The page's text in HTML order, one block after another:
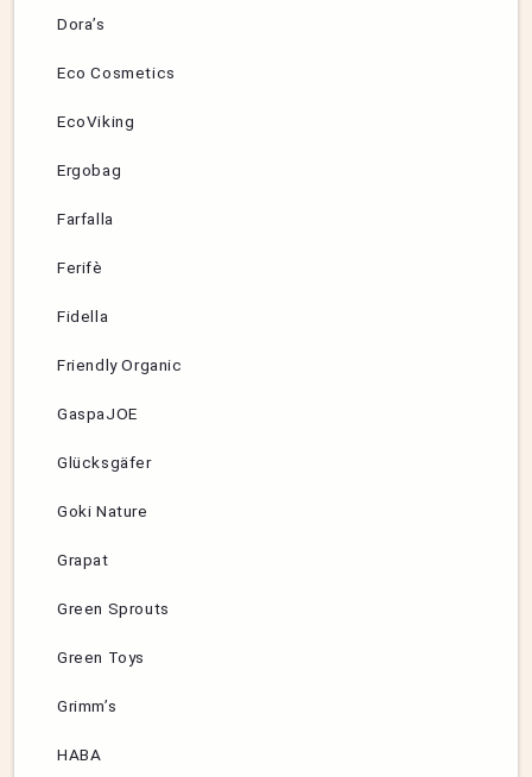
Dora’s
Eco Cosmetics
EcoViking
Ergobag
Farfalla
Ferifè
Fidella
Friendly Organic
GaspaJOE
Glücksgäfer
Goki Nature
Grapat
Green Sprouts
Green Toys
Grimm’s
HABA